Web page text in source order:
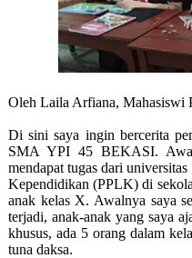
Oleh Laila Arfiana,
Di sini saya ingin bercerita
SMA YPI 45 BEKASI.
mendapat tugas dari
Kependidikan (PPLK) di
anak kelas X. Awalnya saya
terjadi, anak-anak yang saya
khusus, ada 5 orang dalam
tuna daksa.